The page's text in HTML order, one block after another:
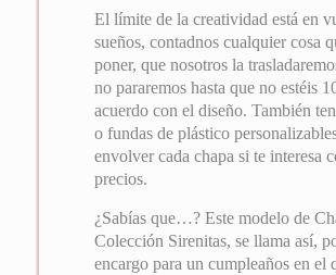
El límite de la creatividad está en
sueños, contadnos cualquier cosa
poner, que nosotros la
no pararemos hasta que no estéis
acuerdo con el diseño. También
o fundas de plástico
envolver cada chapa si te interesa
precios.
¿Sabías que…? Este modelo de
Colección Sirenitas, se llama así,
encargo para un cumpleaños en el